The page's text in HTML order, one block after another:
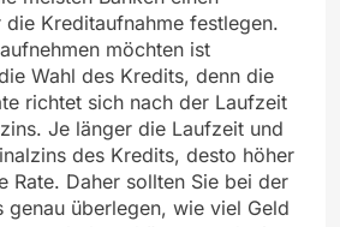
Kreditaufnahme festlegen.
möchten ist
Wahl des Kredits, denn die
richtet sich nach der Laufzeit
Je länger die Laufzeit und
des Kredits, desto höher
Rate. Daher sollten Sie bei der
genau überlegen, wie viel Geld